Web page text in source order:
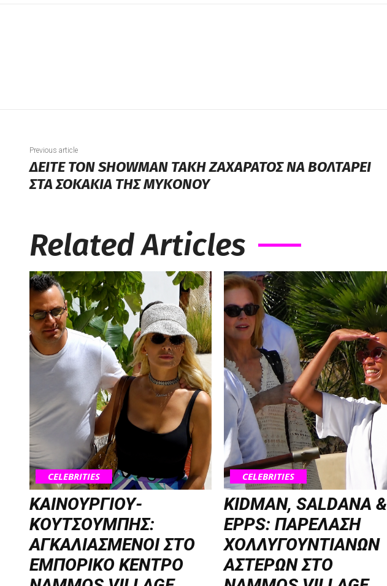
Previous article
ΔΕΙΤΕ ΤΟΝ SHOWMAN ΤΑΚΗ ΖΑΧΑΡΑΤΟΣ ΝΑ ΒΟΛΤΑΡΕΙ
ΣΤΑ ΣΟΚΑΚΙΑ ΤΗΣ ΜΥΚΟΝΟΥ
Related Articles
CELEBRITIES
ΚΑΙΝΟΥΡΓΙΟΥ-
ΚΟΥΤΣΟΥΜΠΗΣ:
ΑΓΚΑΛΙΑΣΜΕΝΟΙ ΣΤΟ
ΕΜΠΟΡΙΚΟ ΚΕΝΤΡΟ
CELEBRITIES
KIDMAN, SALDANA &
EPPS: ΠΑΡΕΛΑΣΗ
ΧΟΛΛΥΓΟΥΝΤΙΑΝΩΝ
ΑΣΤΕΡΩΝ ΣΤΟ